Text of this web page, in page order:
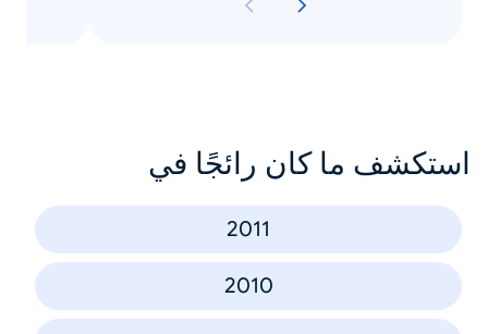
استكشف ما كان رائجًا في
2011
2010